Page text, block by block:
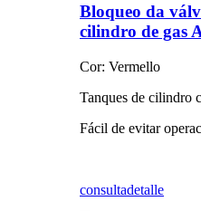
Bloqueo da
cilindro de gas
Cor: Vermello
Tanques de cilindro
Fácil de evitar
consultadetalle